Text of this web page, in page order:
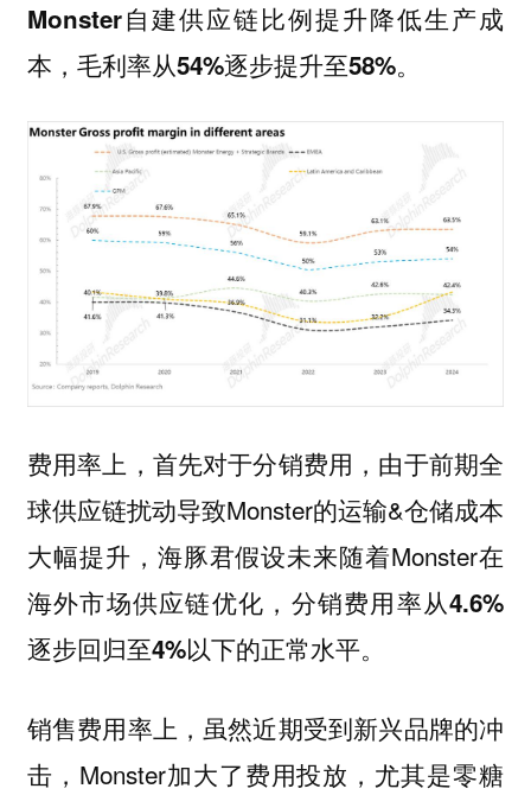
Monster自建供应链比例提升降低生产成
本，毛利率从54%逐步提升至58%。
费用率上，首先对于分销费用，由于前期全
球供应链扰动导致Monster的运输&仓储成本
大幅提升，海豚君假设未来随着Monster在
海外市场供应链优化， 分销费用率从4.6%
逐步回归至4%以下的正常水平。
销售费用率上，虽然近期受到新兴品牌的冲
击，Monster加大了费用投放，尤其是零糖